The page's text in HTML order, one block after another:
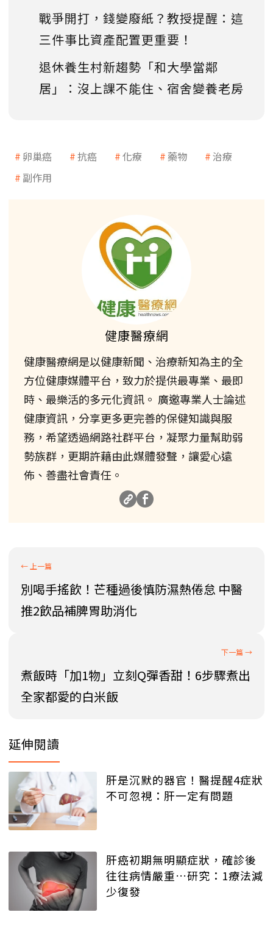
戰爭開打，錢變廢紙？教授提醒：這
三件事比資產配置更重要！
退休養生村新趨勢「和大學當鄰
居」：沒上課不能住、宿舍變養老房
卵巢癌 抗癌 化療 藥物
治療
副作用
健康醫療網
健康醫療網是以健康新聞、治療新知為主的全
方位健康媒體平台，致力於提供最專業、最即
時、最樂活的多元化資訊。 廣邀專業人士論述
健康資訊，分享更多更完善的保健知識與服
務，希望透過網路社群平台，凝聚力量幫助弱
勢族群，更期許藉由此媒體發聲，讓愛心遠
佈、善盡社會責任。
別喝手搖飲！芒種過後慎防濕熱倦怠 中醫
推2飲品補脾胃助消化
煮飯時「加1物」立刻Q彈香甜！6步驟煮出
全家都愛的白米飯
延伸閱讀
肝是沉默的器官！醫提醒4症狀
不可忽視：肝一定有問題
肝癌初期無明顯症狀，確診後
往往病情嚴重…研究：1療法減
少復發